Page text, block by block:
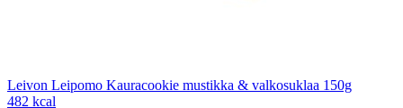
Leivon Leipomo Kauracookie mustikka & valkosuklaa 150g
482 kcal